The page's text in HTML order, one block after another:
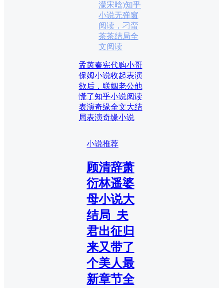
濛宋晗)知乎
小说无弹窗
阅读，刁蛮
茶茶结局全
文阅读
孟茵秦宪代购小哥
保姆小说收起表演
欲后，联姻老公他
慌了知乎小说阅读
表演奇缘全文大结
局表演奇缘小说
小说推荐
顾清辞萧
衍林遥婆
母小说大
结局_夫
君出征归
来又带了
个美人最
新章节全